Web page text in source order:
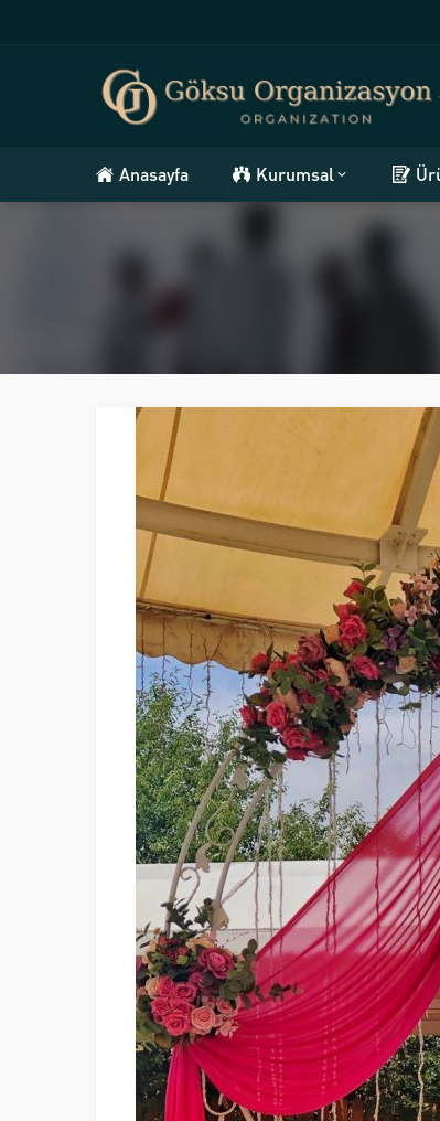
Anasayfa Kurumsal